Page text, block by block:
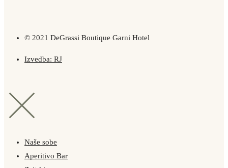
© 2021 DeGrassi Boutique Garni Hotel
Izvedba: RJ
Naše sobe
Aperitivo Bar